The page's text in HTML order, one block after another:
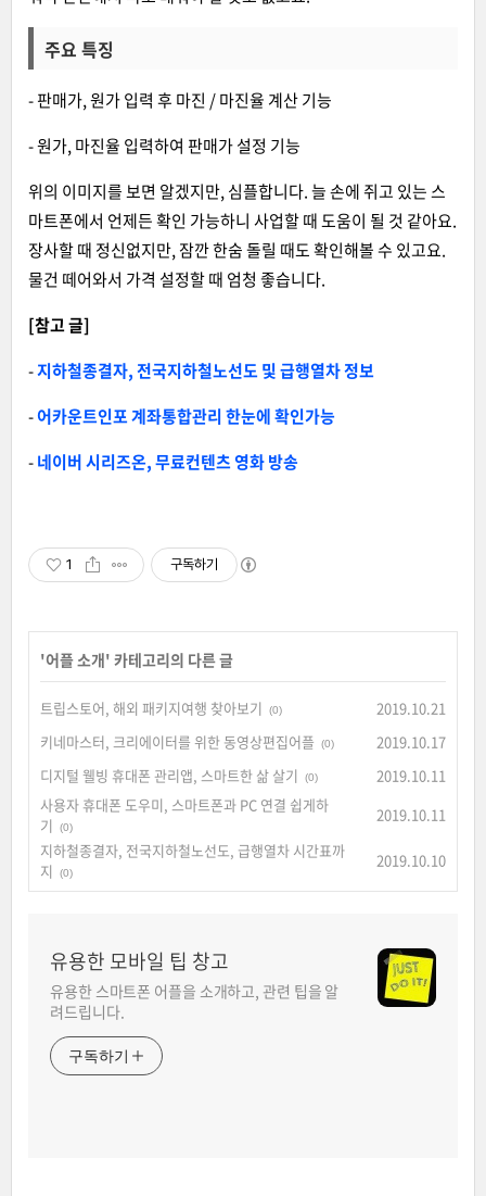
주요 특징
- 판매가, 원가 입력 후 마진 / 마진율 계산 기능
- 원가, 마진율 입력하여 판매가 설정 기능
위의 이미지를 보면 알겠지만, 심플합니다. 늘 손에 쥐고 있는 스
마트폰에서 언제든 확인 가능하니 사업할 때 도움이 될 것 같아요.
장사할 때 정신없지만, 잠깐 한숨 돌릴 때도 확인해볼 수 있고요.
물건 떼어와서 가격 설정할 때 엄청 좋습니다.
[참고 글]
-지하철종결자, 전국지하철노선도 및 급행열차 정보
-어카운트인포 계좌통합관리 한눈에 확인가능
-네이버 시리즈온, 무료컨텐츠 영화 방송
1 구독하기
'어플 소개' 카테고리의 다른 글
트립스토어, 해외 패키지여행 찾아보기 (0)
2019.10.21
키네마스터, 크리에이터를 위한 동영상편집어플
(0)
2019.10.17
디지털 웰빙 휴대폰 관리앱, 스마트한 삶 살기
(0)
2019.10.11
사용자 휴대폰 도우미, 스마트폰과 PC 연결 쉽게하
기
(0)
2019.10.11
지하철종결자, 전국지하철노선도, 급행열차 시간표까
지
(0)
2019.10.10
유용한 모바일 팁 창고
유용한 스마트폰 어플을 소개하고, 관련 팁을 알
려드립니다.
구독하기